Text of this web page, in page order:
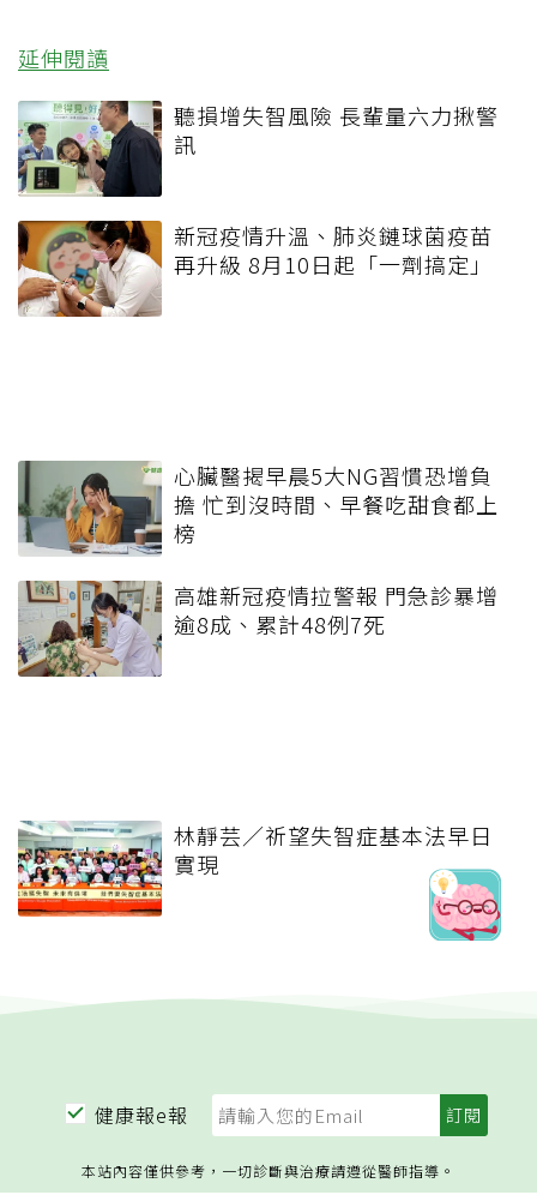
延伸閱讀
聽損增失智風險 長輩量六力揪警
訊
新冠疫情升溫、肺炎鏈球菌疫苗
再升級 8月10日起「一劑搞定」
心臟醫揭早晨5大NG習慣恐增負
擔 忙到沒時間、早餐吃甜食都上
榜
高雄新冠疫情拉警報 門急診暴增
逾8成、累計48例7死
林靜芸／祈望失智症基本法早日
實現
健康報e報
本站內容僅供參考，一切診斷與治療請遵從醫師指導。